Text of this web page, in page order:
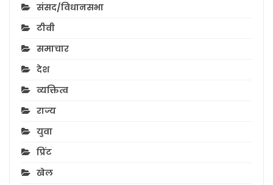
संसद/विधानसभा
टीवी
समाचार
देश
व्यक्तित्व
राज्य
युवा
प्रिंट
खेल